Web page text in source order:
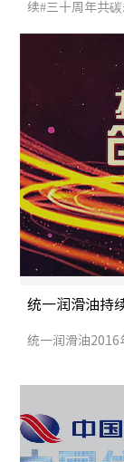
续#三十周年共
统一润滑油持
统一润滑油2016